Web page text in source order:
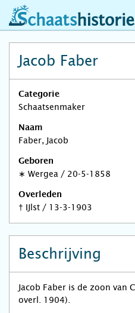
schaatshistorie.nl
Jacob Faber
Categorie
Schaatsenmaker
Naam
Faber, Jacob
Geboren
∗ Wergea / 20-5-1858
Overleden
† IJlst / 13-3-1903
Beschrijving
Jacob Faber is de zoon van
overl. 1904).